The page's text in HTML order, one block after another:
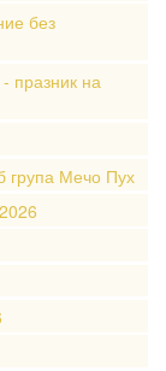
без
празник на
група Мечо Пух